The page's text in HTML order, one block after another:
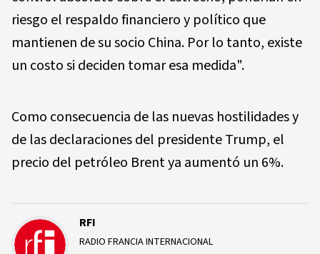
riesgo el respaldo financiero y político que
mantienen de su socio China. Por lo tanto, existe
un costo si deciden tomar esa medida".
Como consecuencia de las nuevas hostilidades y
de las declaraciones del presidente Trump, el
precio del petróleo Brent ya aumentó un 6%.
RFI
RADIO FRANCIA INTERNACIONAL